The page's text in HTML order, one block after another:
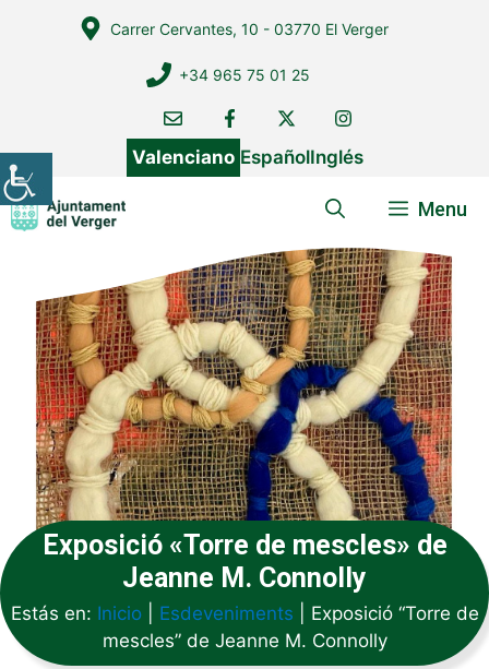
Carrer Cervantes, 10 - 03770 El Verger
+34 965 75 01 25
Valenciano EspañolInglés
Menu
Exposició «Torre de mescles» de
Jeanne M. Connolly
Estás en: Inicio| Esdeveniments
Exposició “Torre de
mescles” de Jeanne M. Connolly